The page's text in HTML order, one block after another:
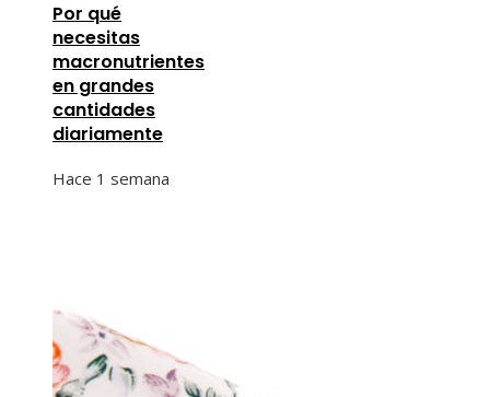
Por qué
necesitas
macronutrientes
en grandes
cantidades
diariamente
Hace 1 semana